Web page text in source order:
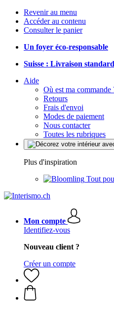
Revenir au menu
Accéder au contenu
Consulter le panier
Un foyer éco-responsable
Suisse : Livraison
Aide
Où est ma commande
Retours
Frais d'envoi
Modes de paiement
Nous contacter
Toutes les rubriques
Plus d'inspiration
Tout
Mon compte
Identifiez-vous
Nouveau client ?
Créer un compte